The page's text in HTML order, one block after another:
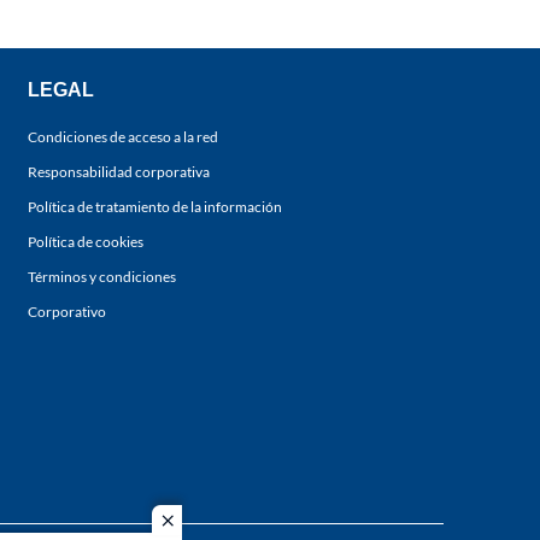
close
LEGAL
Condiciones de acceso a la red
Responsabilidad corporativa
Política de tratamiento de la información
Política de cookies
Términos y condiciones
Corporativo